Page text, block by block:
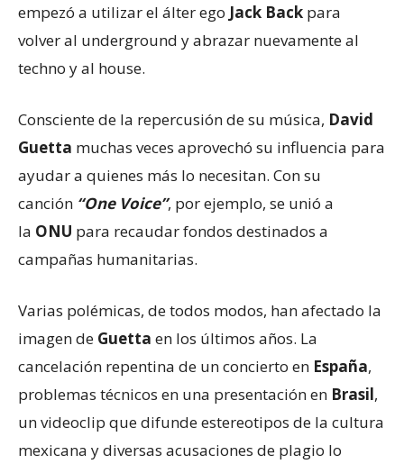
empezó a utilizar el álter ego Jack Back para
volver al underground y abrazar nuevamente al
techno y al house.
Consciente de la repercusión de su música, David
Guetta muchas veces aprovechó su influencia para
ayudar a quienes más lo necesitan. Con su
canción “One Voice”, por ejemplo, se unió a
la ONU para recaudar fondos destinados a
campañas humanitarias.
Varias polémicas, de todos modos, han afectado la
imagen de Guetta en los últimos años. La
cancelación repentina de un concierto en España,
problemas técnicos en una presentación en Brasil,
un videoclip que difunde estereotipos de la cultura
mexicana y diversas acusaciones de plagio lo